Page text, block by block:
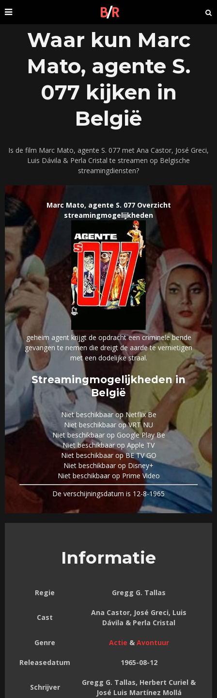
Waar kun Marc
Mato, agente S.
077 kijken in
België
Is de film Marc Mato, agente S. 077 met Ana Castor, José Greci,
Luis Dávila & Perla Cristal te streamen op Belgische
streamingdiensten?
Marc Mato, agente S. 077 Overzicht
streamingmogelijkheden
geheim agent krijgt de opdracht een criminele bende
gevangen te nemen die dreigt de aarde te vernietigen
met een dodelijke straal.
Streamingmogelijkheden in
België
Niet beschikbaar op Netflix Be
Niet beschikbaar op VRT NU
Niet beschikbaar op Google Play Be
Niet beschikbaar op Apple TV
Niet beschikbaar op BE TV GO
Niet beschikbaar op Disney+
Niet beschikbaar op Prime Video
De verschijningsdatum is 12-8-1965
Informatie
Regie Gregg G. Tallas
Cast
Ana Castor, José Greci, Luis
Dávila & Perla Cristal
Genre Actie & Avontuur
Releasedatum 1965-08-12
Schrijver
Gregg G. Tallas, Herbert Curiel &
José Luis Martínez Mollá